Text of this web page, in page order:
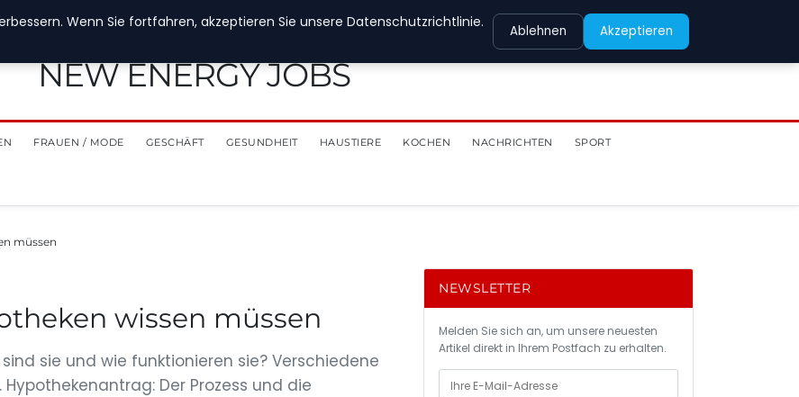
NEW ENERGY JOBS
FRAUEN / MODE GESCHÄFT GESUNDHEIT HAUSTIERE KOCHEN NACHRICHTEN SPORT
müssen
wissen müssen
sind sie und wie funktionieren sie? Verschiedene
Der Prozess und die
NEWSLETTER
Melden Sie sich an, um unsere neuesten
Artikel direkt in Ihrem Postfach zu erhalten.
Wenn Sie fortfahren, akzeptieren Sie unsere Datenschutzrichtlinie.
Ablehnen Akzeptieren